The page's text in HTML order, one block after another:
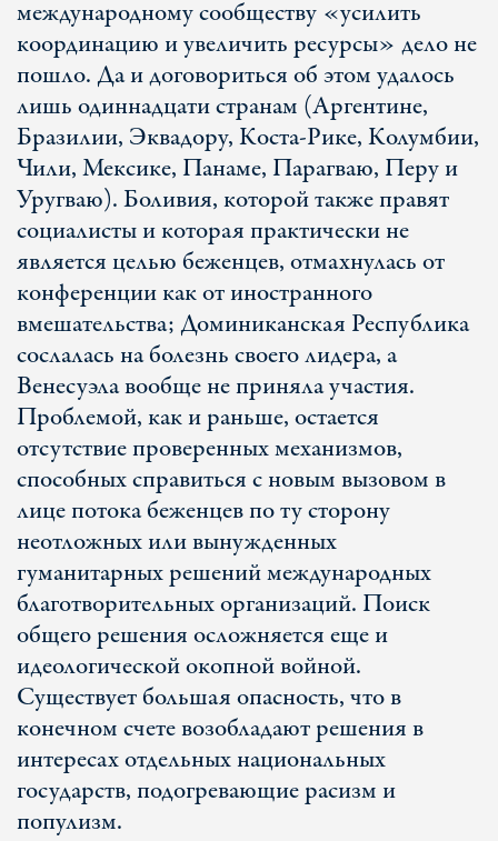
международному сообществу «усилить
координацию и увеличить ресурсы» дело не
пошло. Да и договориться об этом удалось
лишь одиннадцати странам (Аргентине,
Бразилии, Эквадору, Коста-Рике, Колумбии,
Чили, Мексике, Панаме, Парагваю, Перу и
Уругваю). Боливия, которой также правят
социалисты и которая практически не
является целью беженцев, отмахнулась от
конференции как от иностранного
вмешательства; Доминиканская Республика
сослалась на болезнь своего лидера, а
Венесуэла вообще не приняла участия.
Проблемой, как и раньше, остается
отсутствие проверенных механизмов,
способных справиться с новым вызовом в
лице потока беженцев по ту сторону
неотложных или вынужденных
гуманитарных решений международных
благотворительных организаций. Поиск
общего решения осложняется еще и
идеологической окопной войной.
Существует большая опасность, что в
конечном счете возобладают решения в
интересах отдельных национальных
государств, подогревающие расизм и
популизм.